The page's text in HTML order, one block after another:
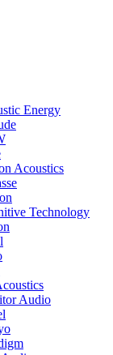
Energy
Acoustics
Technology
Audio